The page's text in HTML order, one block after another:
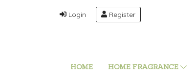
Login Register
HOME HOME FRAGRANCE